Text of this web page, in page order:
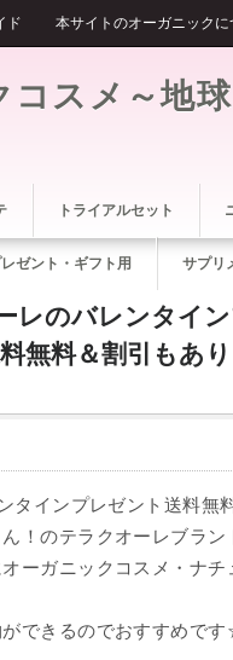
スメ～地
レのバレンタイ
無料＆割引もあ
タインプレゼント送料無
！のテラクオーレブラン
ーガニックコスメ・ナ
できるのでおすすめで
ド 本サイトのオーガニックに
トライアルセット
ゼント・ギフト用 サプリ